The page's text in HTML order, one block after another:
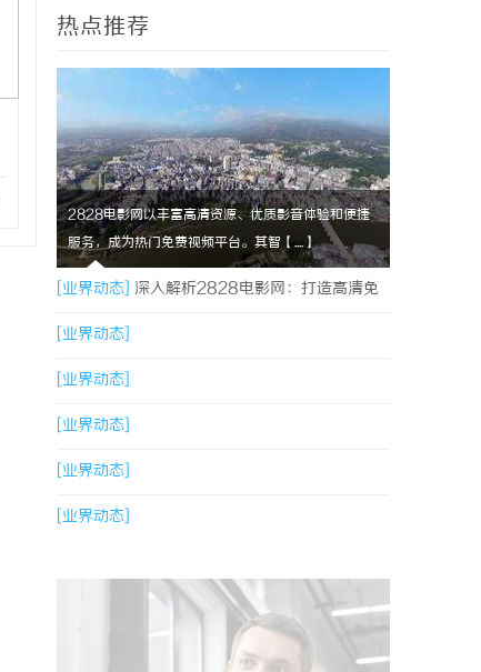
热点推荐
2828电影网以丰富高清资源、优质影音体验和便捷
服务，成为热门免费视频平台。其智【....】
[业界动态] 深入解析2828电影网：打造高清免
费视频观影新体验
[业界动态]
[业界动态]
[业界动态]
[业界动态]
[业界动态]